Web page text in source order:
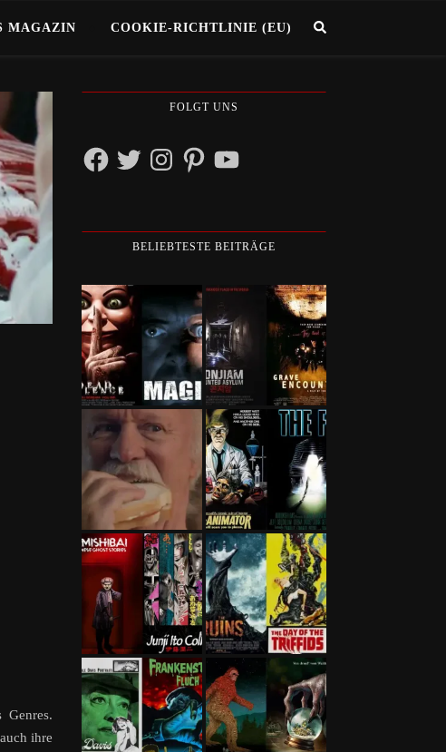
MAGAZIN COOKIE-RICHTLINIE (EU)
ihre
FOLGT UNS
FacebookTwitterInstagramPinterestYouTube
BELIEBTESTE BEITRÄGE